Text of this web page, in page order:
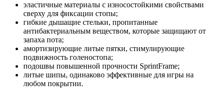
эластичные материалы с износостойкими свойствами
сверху для фиксации стопы;
гибкие дышащие стельки, пропитанные
антибактериальным веществом, которые защищают от
запаха пота;
амортизирующие литые пятки, стимулирующие
подвижность голеностопа;
подошвы повышенной прочности SprintFrame;
литые шипы, одинаково эффективные для игры на
любом покрытии.